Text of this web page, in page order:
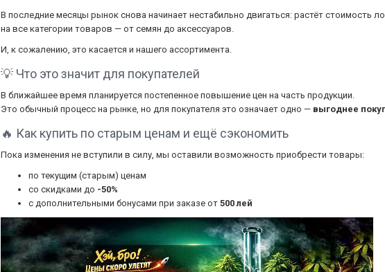
В последние месяцы рынок снова начинает нестабильно двигаться: растёт стоимость
на все категории товаров — от семян до аксессуаров.
И, к сожалению, это касается и нашего ассортимента.
💡 Что это значит для покупателей
В ближайшее время планируется постепенное повышение цен на часть продукции.
Это обычный процесс на рынке, но для покупателя это означает одно — выгоднее
🔥 Как купить по старым ценам и ещё сэкономить
Пока изменения не вступили в силу, мы оставили возможность приобрести товары:
по текущим (старым) ценам
со скидками до -50%
с дополнительными бонусами при заказе от 500 лей